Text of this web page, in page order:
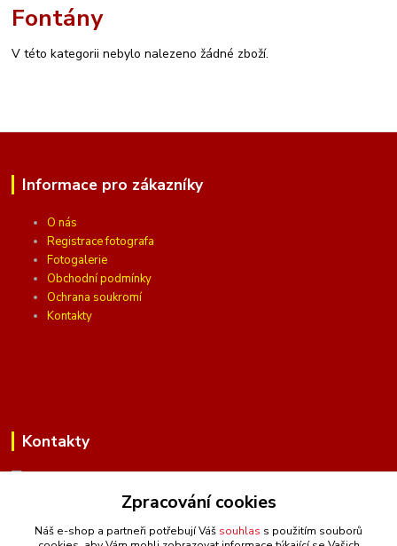
Fontány
V této kategorii nebylo nalezeno žádné zboží.
Informace pro zákazníky
O nás
Registrace fotografa
Fotogalerie
Obchodní podmínky
Ochrana soukromí
Kontakty
Kontakty
(Po-Pá, 10 - 16 hod.)
Zpracování cookies
Náš e-shop a partneři potřebují Váš souhlas s použitím souborů